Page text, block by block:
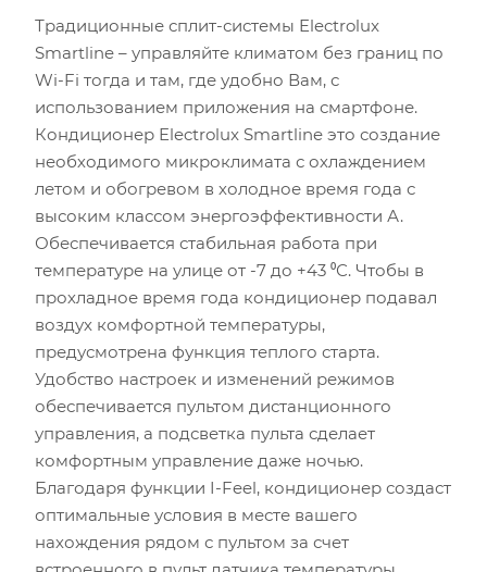
Традиционные сплит-системы Electrolux
Smartline – управляйте климатом без границ по
Wi-Fi тогда и там, где удобно Вам, с
использованием приложения на смартфоне.
Кондиционер Electrolux Smartline это создание
необходимого микроклимата с охлаждением
летом и обогревом в холодное время года с
высоким классом энергоэффективности А.
Обеспечивается стабильная работа при
температуре на улице от -7 до +43 ⁰С. Чтобы в
прохладное время года кондиционер подавал
воздух комфортной температуры,
предусмотрена функция теплого старта.
Удобство настроек и изменений режимов
обеспечивается пультом дистанционного
управления, а подсветка пульта сделает
комфортным управление даже ночью.
Благодаря функции I-Feel, кондиционер создаст
оптимальные условия в месте вашего
нахождения рядом с пультом за счет
Площадь помещения (кв.м)
Высота потолка (м)
Инсоляция (степень освещенности солнцем)